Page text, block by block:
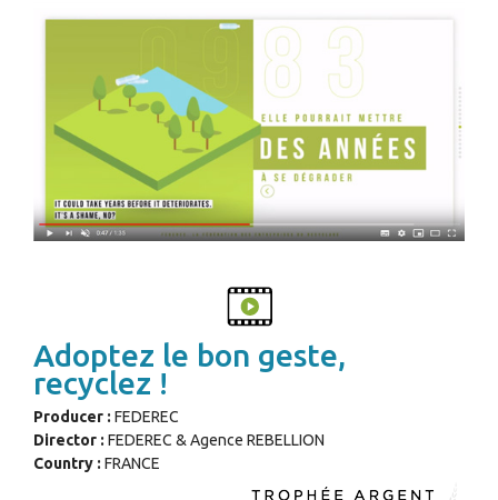
Adoptez le bon geste,
recyclez !
Producer : FEDEREC
Director : FEDEREC & Agence REBELLION
Country : FRANCE